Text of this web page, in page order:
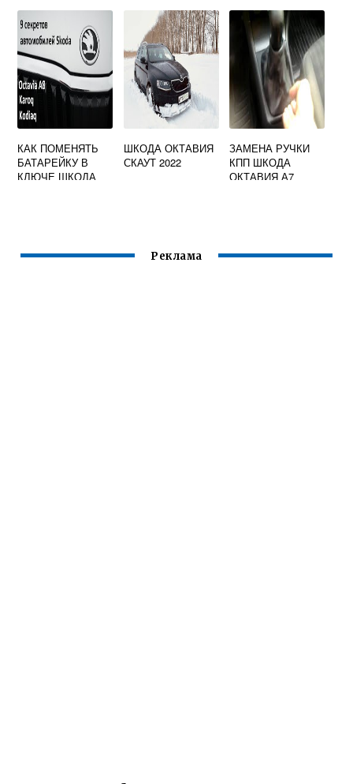
КАК ПОМЕНЯТЬ
БАТАРЕЙКУ В
КЛЮЧЕ ШКОДА
ШКОДА ОКТАВИЯ
СКАУТ 2022
ЗАМЕНА РУЧКИ
КПП ШКОДА
ОКТАВИЯ А7
Реклама